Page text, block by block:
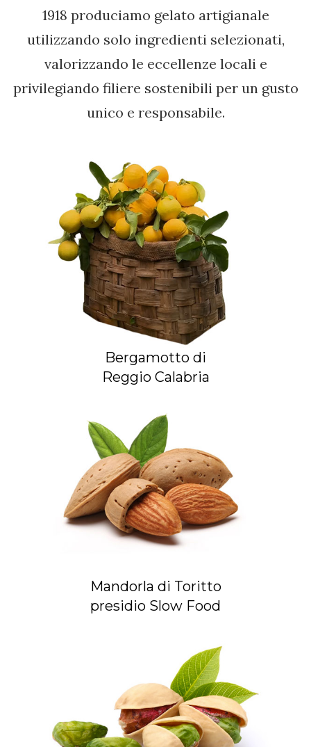
1918 produciamo gelato artigianale
utilizzando solo ingredienti selezionati,
valorizzando le eccellenze locali e
privilegiando filiere sostenibili per un gusto
unico e responsabile.
Bergamotto di
Reggio Calabria
Mandorla di Toritto
presidio Slow Food